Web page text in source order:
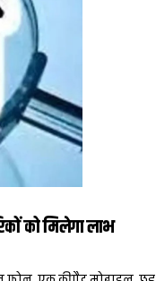
को मिलेगा लाभ